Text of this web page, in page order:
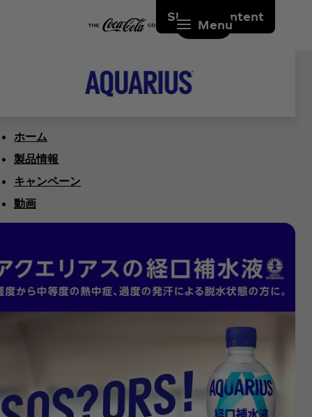
Skip to content
Menu
ホーム
製品情報
キャンペーン
動画